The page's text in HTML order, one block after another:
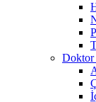
Doktor